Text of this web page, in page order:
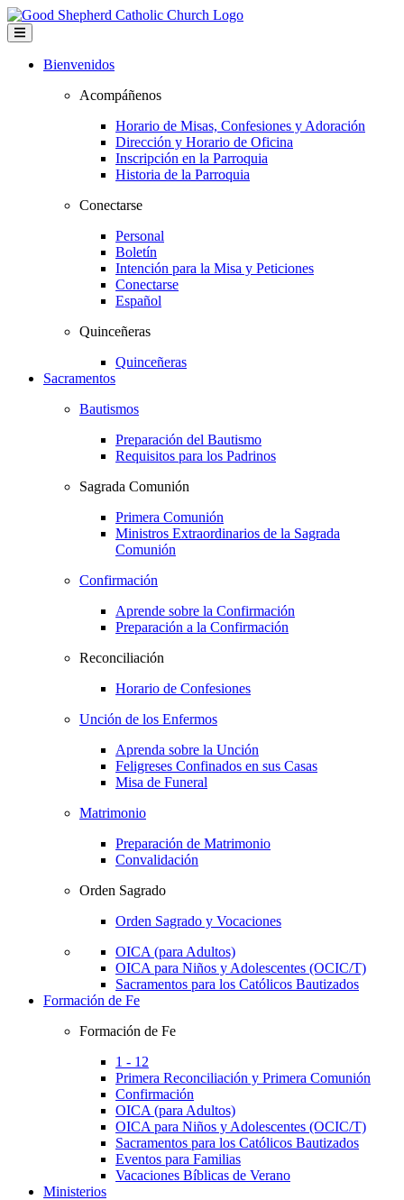
Bienvenidos
Acompáñenos
Horario de Misas, Confesiones y Adoración
Dirección y Horario de Oficina
Inscripción en la Parroquia
Historia de la Parroquia
Conectarse
Personal
Boletín
Intención para la Misa y Peticiones
Conectarse
Español
Quinceñeras
Quinceñeras
Sacramentos
Bautismos
Preparación del Bautismo
Requisitos para los Padrinos
Sagrada Comunión
Primera Comunión
Ministros Extraordinarios de la Sagrada
Comunión
Confirmación
Aprende sobre la Confirmación
Preparación a la Confirmación
Reconciliación
Horario de Confesiones
Unción de los Enfermos
Aprenda sobre la Unción
Feligreses Confinados en sus Casas
Misa de Funeral
Matrimonio
Preparación de Matrimonio
Convalidación
Orden Sagrado
Orden Sagrado y Vocaciones
OICA (para Adultos)
OICA para Niños y Adolescentes (OCIC/T)
Sacramentos para los Católicos Bautizados
Formación de Fe
Formación de Fe
1 - 12
Primera Reconciliación y Primera Comunión
Confirmación
OICA (para Adultos)
OICA para Niños y Adolescentes (OCIC/T)
Sacramentos para los Católicos Bautizados
Eventos para Familias
Vacaciones Bíblicas de Verano
Ministerios